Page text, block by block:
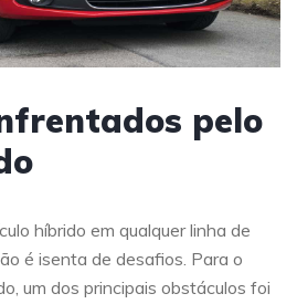
pelo
híbrido em qualquer linha de
é isenta de desafios. Para o
um dos principais obstáculos foi